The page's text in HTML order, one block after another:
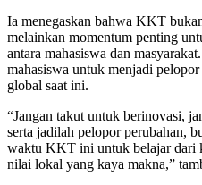
Ia menegaskan bahwa KKT
melainkan momentum penting
antara mahasiswa dan
mahasiswa untuk menjadi
global saat ini.
“Jangan takut untuk berinovasi,
serta jadilah pelopor perubahan,
waktu KKT ini untuk belajar dari
nilai lokal yang kaya makna,”